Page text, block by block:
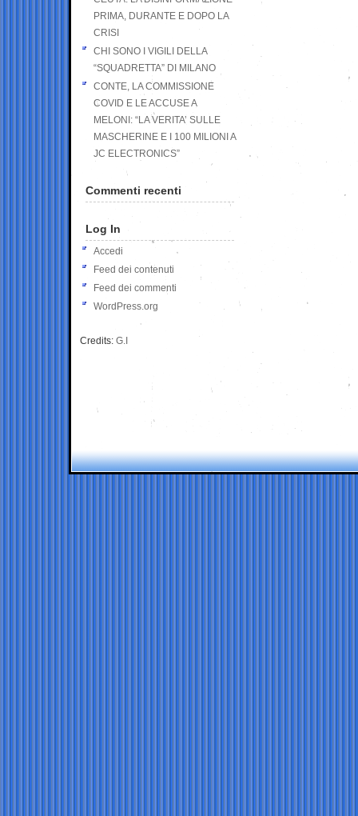
PRIMA, DURANTE E DOPO LA
CRISI
CHI SONO I VIGILI DELLA
“SQUADRETTA” DI MILANO
CONTE, LA COMMISSIONE
COVID E LE ACCUSE A
MELONI: “LA VERITA’ SULLE
MASCHERINE E I 100 MILIONI A
JC ELECTRONICS”
Commenti recenti
Log In
Accedi
Feed dei contenuti
Feed dei commenti
WordPress.org
Credits: G.I